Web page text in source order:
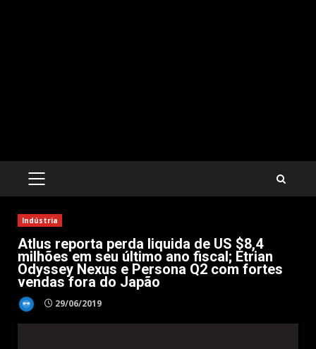
PRIMARY
Indústria
Atlus reporta perda liquida de US $8,4
milhões em seu último ano fiscal; Etrian
Odyssey Nexus e Persona Q2 com fortes
vendas fora do Japão
29/06/2019